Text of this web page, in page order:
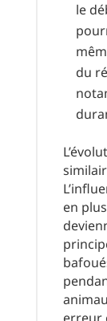
le
du
en